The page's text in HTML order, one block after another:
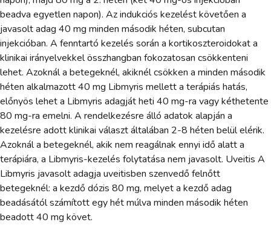
beadva egyetlen napon). Az indukciós kezelést követően a
javasolt adag 40 mg minden második héten, subcutan
injekcióban. A fenntartó kezelés során a kortikoszteroidokat a
klinikai irányelvekkel összhangban fokozatosan csökkenteni
lehet. Azoknál a betegeknél, akiknél csökken a minden második
héten alkalmazott 40 mg Libmyris mellett a terápiás hatás,
előnyös lehet a Libmyris adagját heti 40 mg-ra vagy kéthetente
80 mg-ra emelni. A rendelkezésre álló adatok alapján a
kezelésre adott klinikai választ általában 2-8 héten belül elérik.
Azoknál a betegeknél, akik nem reagálnak ennyi idő alatt a
terápiára, a Libmyris-kezelés folytatása nem javasolt. Uveitis A
Libmyris javasolt adagja uveitisben szenvedő felnőtt
betegeknél: a kezdő dózis 80 mg, melyet a kezdő adag
beadásától számított egy hét múlva minden második héten
beadott 40 mg követ.